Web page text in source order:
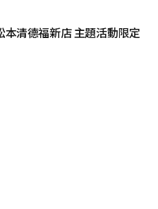
清德福新店 主題活動限定